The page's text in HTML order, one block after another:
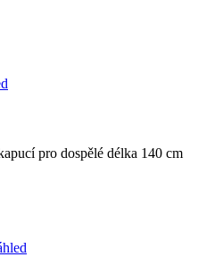
pro dospělé délka 140 cm